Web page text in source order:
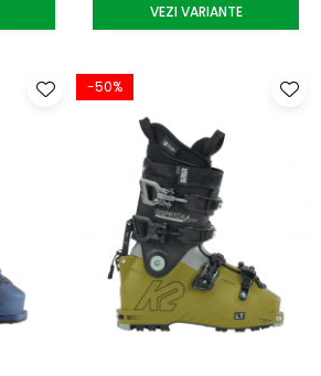
VEZI VARIANTE
-50%